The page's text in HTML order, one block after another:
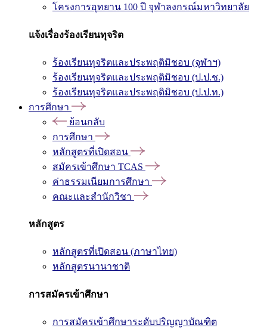
โครงการอุทยาน 100 ปี จุฬาลงกรณ์มหาวิทยาลัย
แจ้งเรื่องร้องเรียนทุจริต
ร้องเรียนทุจริตและประพฤติมิชอบ (จุฬาฯ)
ร้องเรียนทุจริตและประพฤติมิชอบ (ป.ป.ช.)
ร้องเรียนทุจริตและประพฤติมิชอบ (ป.ป.ท.)
การศึกษา
ย้อนกลับ
การศึกษา
หลักสูตรที่เปิดสอน
สมัครเข้าศึกษา TCAS
ค่าธรรมเนียมการศึกษา
คณะและสำนักวิชา
หลักสูตร
หลักสูตรที่เปิดสอน (ภาษาไทย)
หลักสูตรนานาชาติ
การสมัครเข้าศึกษา
การสมัครเข้าศึกษาระดับปริญญาบัณฑิต